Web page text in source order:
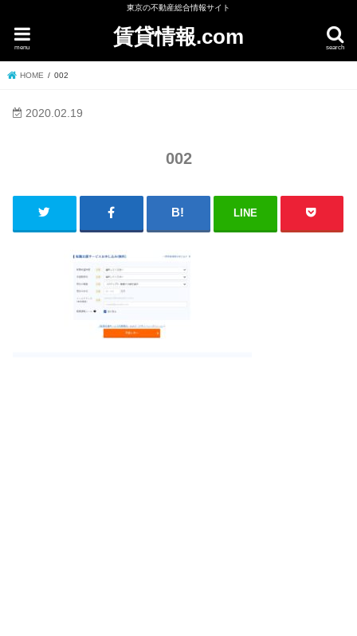
東京の不動産総合情報サイト
賃貸情報.com search
menu
HOME 002
2020.02.19
002
LINE